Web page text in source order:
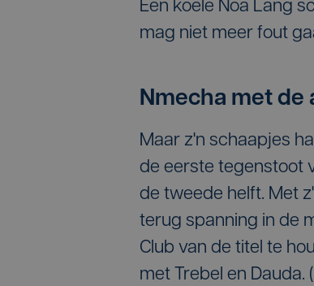
Een koele Noa Lang
mag niet meer fout
Nmecha met
Maar z'n schaapjes
de eerste tegenstoot
de tweede helft. Met
terug spanning in de
Club van de titel te
met Trebel en Dauda.